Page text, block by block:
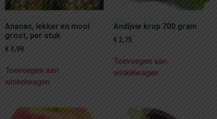
Ananas, lekker en mooi
groot, per stuk
€ 3,99
Toevoegen aan
winkelwagen
Andijvie krop 700 gram
€ 2,75
Toevoegen aan
winkelwagen